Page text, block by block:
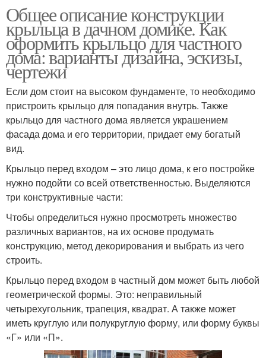
Крыльцо в дом Навес над крыльцом
Козырек над крыльцом Крыльцо для дачи
Общее описание конструкции
крыльца в дачном домике. Как
оформить крыльцо для частного
дома: варианты дизайна, эскизы,
чертежи
Если дом стоит на высоком фундаменте, то необходимо
пристроить крыльцо для попадания внутрь. Также
крыльцо для частного дома является украшением
фасада дома и его территории, придает ему богатый
вид.
Крыльцо перед входом – это лицо дома, к его постройке
нужно подойти со всей ответственностью. Выделяются
три конструктивные части:
Чтобы определиться нужно просмотреть множество
различных вариантов, на их основе продумать
конструкцию, метод декорирования и выбрать из чего
строить.
Крыльцо перед входом в частный дом может быть любой
геометрической формы. Это: неправильный
четырехугольник, трапеция, квадрат. А также может
иметь круглую или полукруглую форму, или форму буквы
«Г» или «П».